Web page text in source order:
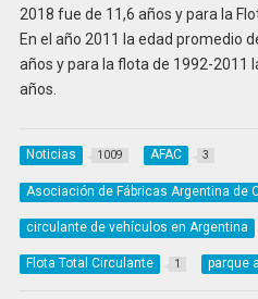
2018 fue de 11,6 años y para la
En el año 2011 la edad promedio
años y para la flota de 1992-2011
años.
Noticias 1009 AFAC 3
Asociación de Fábricas Argentina de
circulante de vehículos en Argentina
Flota Total Circulante 1 parque